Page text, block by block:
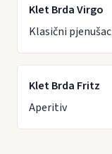
Klet Brda Virgo
Klasični pjenušac
Klet Brda Fritz
Aperitiv